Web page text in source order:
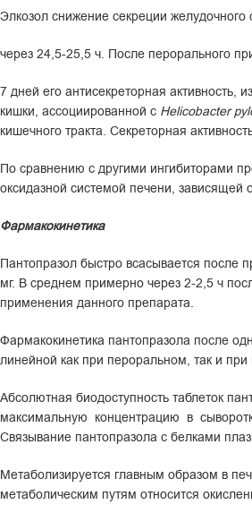
Элкозол снижение секреции
через 24,5-25,5 ч. После перорального
7 дней его антисекреторная
кишки, ассоциированной с Helicobacter
кишечного тракта. Секреторная
По сравнению с другими ингибиторами
оксидазной системой печени,
Фармакокинетика
Пантопразол быстро всасывается после
мг. В среднем примерно через 2-2,5 ч
применения данного препарата.
Фармакокинетика пантопразола после
линейной как при пероральном, так и
Абсолютная биодоступность таблеток
максимальную концентрацию в
Связывание пантопразола с белками
Метаболизируется главным образом в
метаболическим путям относится